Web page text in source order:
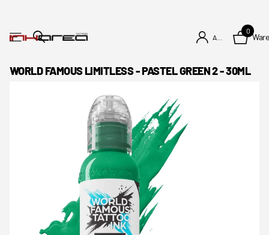
0
WORLD FAMOUS LIMITLESS - PASTEL GREEN 2 - 30ML